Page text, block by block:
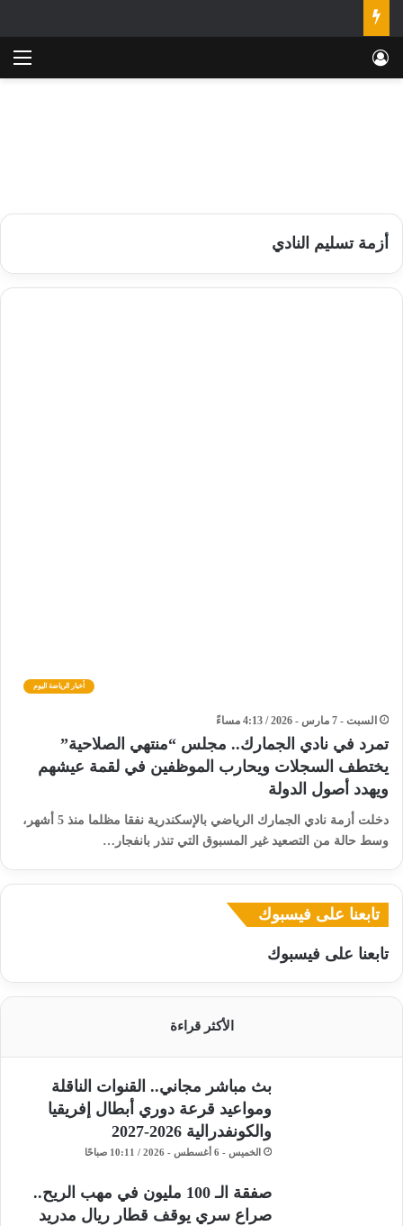
أزمة تسليم النادي
أخبار الرياضة اليوم
السبت - 7 مارس - 2026 / 4:13 مساءً
تمرد في نادي الجمارك.. مجلس “منتهي الصلاحية”
يختطف السجلات ويحارب الموظفين في لقمة عيشهم
ويهدد أصول الدولة
​دخلت أزمة نادي الجمارك الرياضي بالإسكندرية نفقا مظلما منذ 5 أشهر،
وسط حالة من التصعيد غير المسبوق التي تنذر بانفجار…
تابعنا على فيسبوك
تابعنا على فيسبوك
الأكثر قراءة
بث مباشر مجاني.. القنوات الناقلة
ومواعيد قرعة دوري أبطال إفريقيا
والكونفدرالية 2026-2027
الخميس - 6 أغسطس - 2026 / 10:11 صباحًا
صفقة الـ 100 مليون في مهب الريح..
صراع سري يوقف قطار ريال مدريد